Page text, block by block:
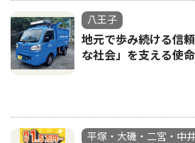
八王子
地元で歩み続ける信
な社会」を支える使
平塚・大磯・二宮・中